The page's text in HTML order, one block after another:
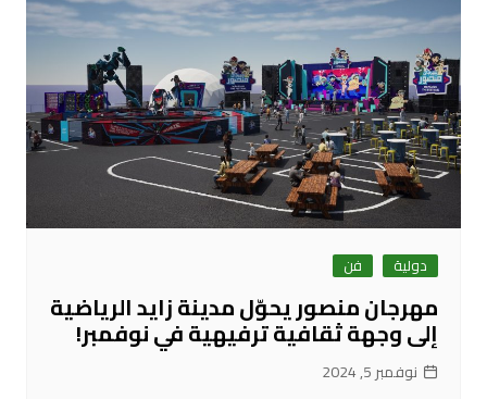
دولية فن
مهرجان منصور يحوّل مدينة زايد الرياضية
إلى وجهة ثقافية ترفيهية في نوفمبر!
نوفمبر 5, 2024